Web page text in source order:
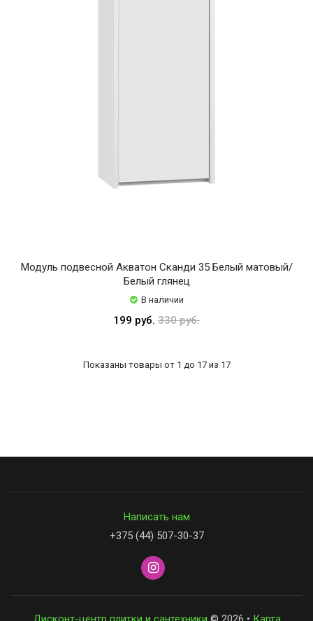
Модуль подвесной Акватон Сканди 35 Белый матовый/
Белый глянец
В наличии
199 руб. 330 руб.
Показаны товары от 1 до 17 из 17
Написать нам
+375 (44) 507-30-37